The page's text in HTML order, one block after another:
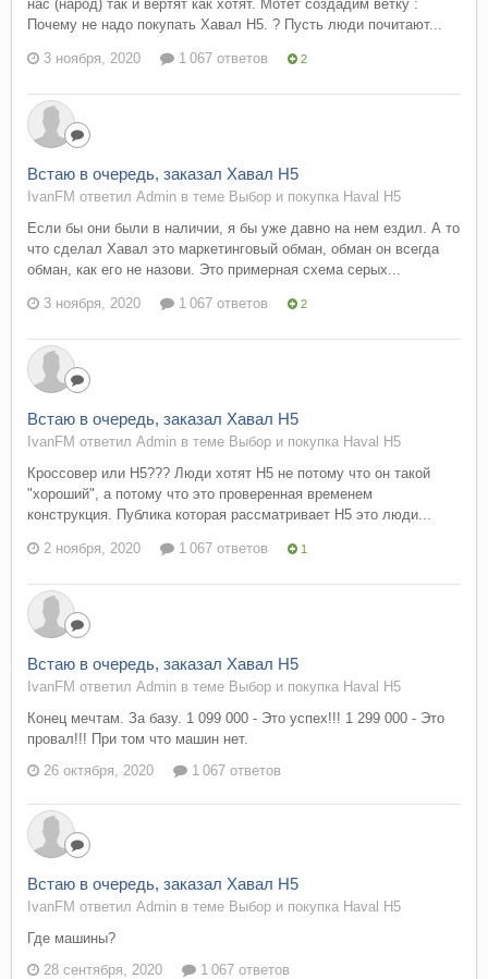
нас (народ) так и вертят как хотят. Мотет создадим ветку :
Почему не надо покупать Хавал Н5. ? Пусть люди почитают...
3 ноября, 2020 1 067 ответов 2
Встаю в очередь, заказал Хавал Н5
IvanFM ответил Admin в теме Выбор и покупка Haval H5
Если бы они были в наличии, я бы уже давно на нем ездил. А то
что сделал Хавал это маркетинговый обман, обман он всегда
обман, как его не назови. Это примерная схема серых...
3 ноября, 2020 1 067 ответов 2
Встаю в очередь, заказал Хавал Н5
IvanFM ответил Admin в теме Выбор и покупка Haval H5
Кроссовер или Н5??? Люди хотят Н5 не потому что он такой
"хороший", а потому что это проверенная временем
конструкция. Публика которая рассматривает Н5 это люди...
2 ноября, 2020 1 067 ответов 1
Встаю в очередь, заказал Хавал Н5
IvanFM ответил Admin в теме Выбор и покупка Haval H5
Конец мечтам. За базу. 1 099 000 - Это успех!!! 1 299 000 - Это
провал!!! При том что машин нет.
26 октября, 2020
1 067 ответов
Встаю в очередь, заказал Хавал Н5
IvanFM ответил Admin в теме Выбор и покупка Haval H5
Где машины?
28 сентября, 2020
1 067 ответов